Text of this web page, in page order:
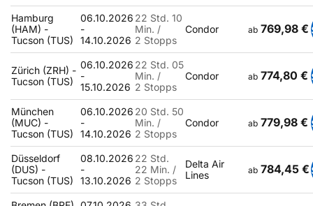
Hamburg
(HAM) -
Tucson (TUS)
06.10.2026
-
14.10.2026
22 Std. 10
Min. /
2 Stopps
Condor ab 769,98 €
Zürich (ZRH) -
Tucson (TUS)
06.10.2026
-
15.10.2026
22 Std. 05
Min. /
2 Stopps
Condor ab 774,80 €
München
(MUC) -
Tucson (TUS)
06.10.2026
-
14.10.2026
20 Std. 50
Min. /
2 Stopps
Condor ab 779,98 €
Düsseldorf
(DUS) -
Tucson (TUS)
08.10.2026
-
13.10.2026
22 Std.
22 Min. /
2 Stopps
Delta Air
Lines
ab 784,45 €